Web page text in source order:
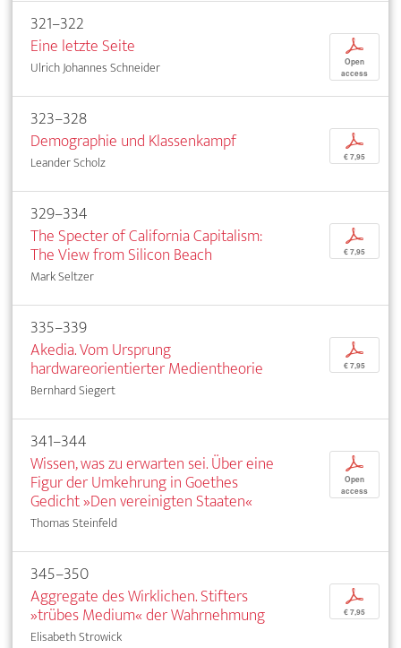
321–322
Eine letzte Seite
Ulrich Johannes Schneider
p
Open
access
323–328
Demographie und Klassenkampf
Leander Scholz
p
€ 7,95
329–334
The Specter of California Capitalism:
The View from Silicon Beach
Mark Seltzer
p
€ 7,95
335–339
Akedia. Vom Ursprung
hardwareorientierter Medientheorie
Bernhard Siegert
p
€ 7,95
341–344
Wissen, was zu erwarten sei. Über eine
Figur der Umkehrung in Goethes
Gedicht »Den vereinigten Staaten«
Thomas Steinfeld
p
Open
access
345–350
Aggregate des Wirklichen. Stifters
»trübes Medium« der Wahrnehmung
Elisabeth Strowick
p
€ 7,95